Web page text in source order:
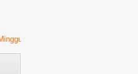
23 Juli 2021 Pukul 01.00 WIB s/d